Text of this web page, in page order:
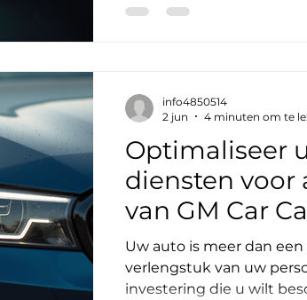
technieken er zijn, wat
precies? Autopolijsten is
schoonm
Optimaliseer
diensten voor
van GM Car
Uw auto is meer dan
verlengstuk van uw
investering die u wilt
info4850514
2 jun
4 minuten om te